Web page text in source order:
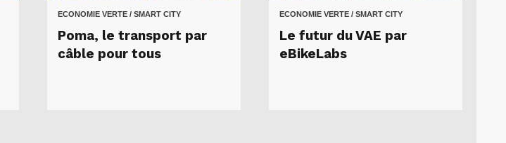
ECONOMIE VERTE / SMART CITY
Poma, le transport par
câble pour tous
ECONOMIE VERTE / SMART CITY
Le futur du VAE par
eBikeLabs